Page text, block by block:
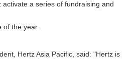
a series of fundraising and
of the year.
Hertz Asia Pacific, said: "Hertz is